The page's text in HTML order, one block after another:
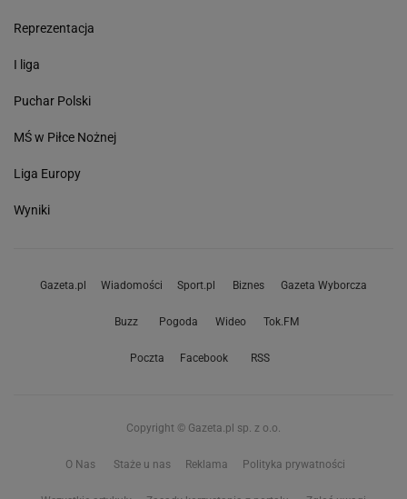
Reprezentacja
I liga
Puchar Polski
MŚ w Piłce Nożnej
Liga Europy
Wyniki
Gazeta.pl Wiadomości Sport.pl Biznes Gazeta Wyborcza
Buzz Pogoda Wideo Tok.FM
Poczta Facebook RSS
Copyright © Gazeta.pl sp. z o.o.
O Nas Staże u nas Reklama Polityka prywatności